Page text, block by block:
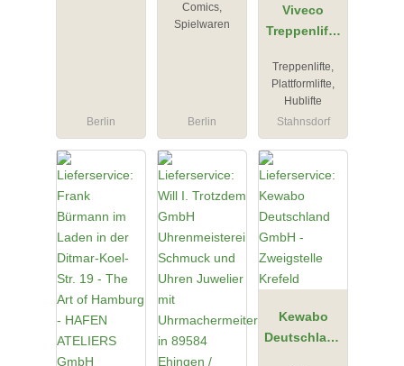
Berlin
Comics,
Spielwaren
Berlin
Viveco
Treppenlifte
Treppenlifte,
Plattformlifte,
Hublifte
Stahnsdorf
Kewabo
Deutschland